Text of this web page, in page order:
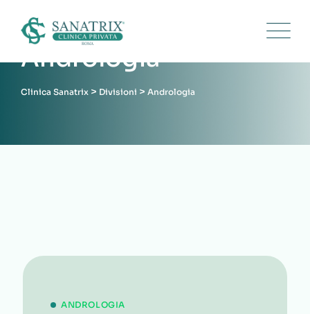
content
Andrologia
Clinica Sanatrix > Divisioni > Andrologia
ANDROLOGIA